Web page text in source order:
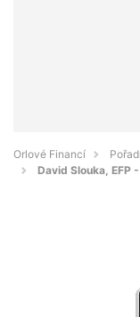
Orlové Financí
David Slouka, EFP